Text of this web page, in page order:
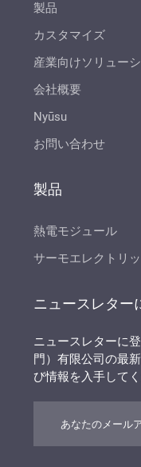
製品
カスタマイズ
産業向けソリュー
会社概要
Nyūsu
お問い合わせ
製品
熱電モジュール
サーモエレクトリ
ニュースレター
ニュースレターに
門）有限公司の最
び情報を入手してく